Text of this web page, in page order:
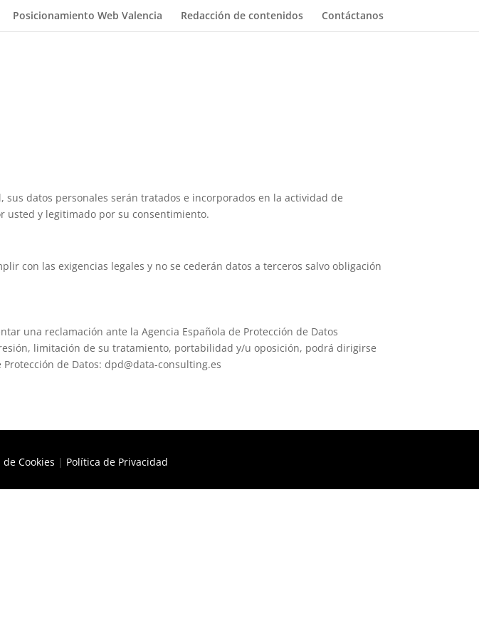
Posicionamiento Web Valencia Redacción de contenidos Contáctanos
datos personales serán tratados e incorporados en la actividad de
usted y legitimado por su consentimiento.
con las exigencias legales y no se cederán datos a terceros salvo obligación
una reclamación ante la Agencia Española de Protección de Datos
limitación de su tratamiento, portabilidad y/u oposición, podrá dirigirse
de Datos: dpd@data-consulting.es
de Cookies | Política de Privacidad